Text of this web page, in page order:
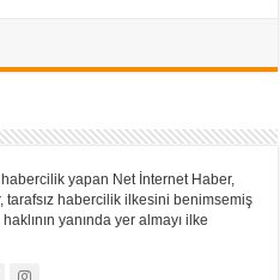
yapan Net İnternet Haber,
tarafsız habercilik ilkesini benimsemiş
yanında yer almayı ilke